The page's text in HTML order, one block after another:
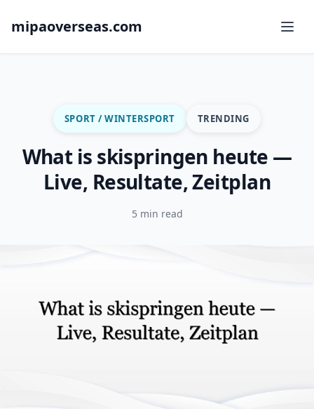
mipaoverseas.com
SPORT / WINTERSPORT TRENDING
What is skispringen heute —
Live, Resultate, Zeitplan
5 min read